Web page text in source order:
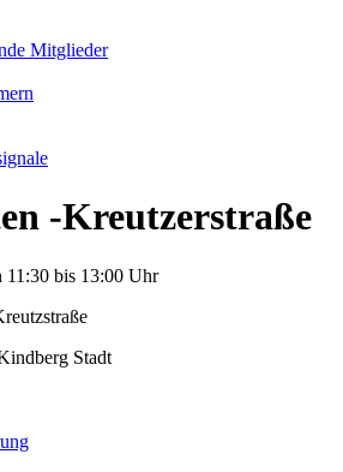
Mitglieder
-Kreutzerstraße
11:30 bis 13:00 Uhr
Stadt